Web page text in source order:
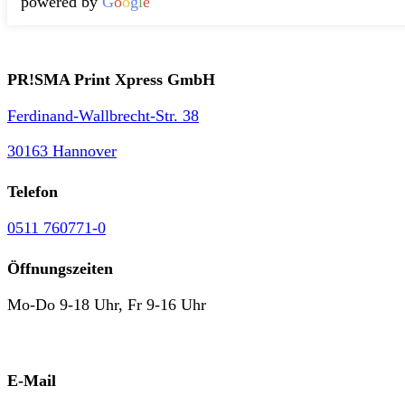
PR!SMA Print Xpress GmbH
Ferdinand-Wallbrecht-Str. 38
30163 Hannover
Telefon
0511 760771-0
Öffnungszeiten
Mo-Do 9-18 Uhr, Fr 9-16 Uhr
E-Mail